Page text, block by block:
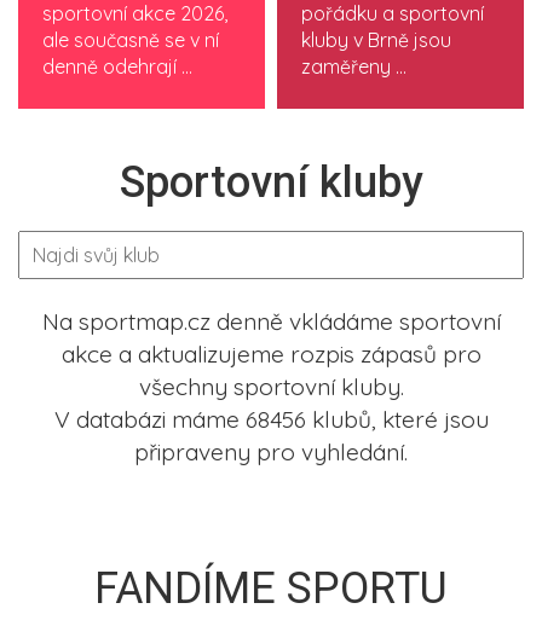
sportovní akce 2026,
ale současně se v ní
denně odehrají ...
pořádku a sportovní
kluby v Brně jsou
zaměřeny ...
Sportovní kluby
Na sportmap.cz denně vkládáme sportovní
akce a aktualizujeme rozpis zápasů pro
všechny sportovní kluby.
V databázi máme 68456 klubů, které jsou
připraveny pro vyhledání.
FANDÍME SPORTU